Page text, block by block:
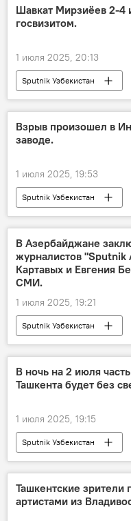
Шавкат Мирзиёев 2-4
госвизитом.
1 июля 2025, 20:13
Sputnik Узбекистан
Взрыв произошел в
заводе.
1 июля 2025, 19:53
Sputnik Узбекистан
В Азербайджане
журналистов
Картавых и Евгения
СМИ.
1 июля 2025, 19:21
Sputnik Узбекистан
В ночь на 2 июля
Ташкента будет без
1 июля 2025, 19:15
Sputnik Узбекистан
Ташкентские зрители
артистами из